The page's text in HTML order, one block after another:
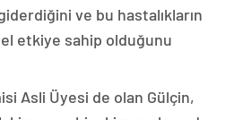
ve bu hastalıkların
etkiye sahip olduğunu
Asli Üyesi de olan Gülçin,